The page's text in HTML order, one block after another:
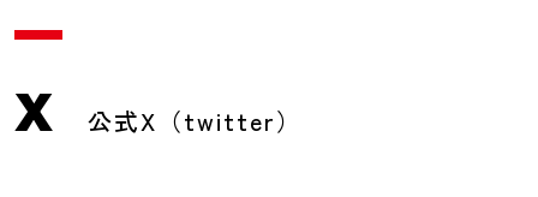
X 公式X（twitter）